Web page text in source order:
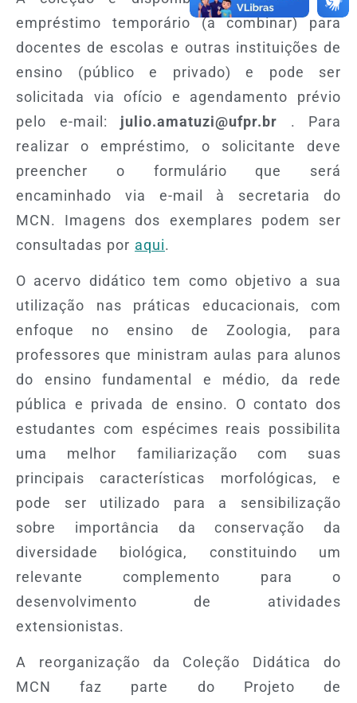
empréstimo temporário (a combinar) para
docentes de escolas e outras instituições de
ensino (público e privado) e pode ser
solicitada via ofício e agendamento prévio
pelo e-mail: julio.amatuzi@ufpr.br . Para
realizar o empréstimo, o solicitante deve
preencher o formulário que será
encaminhado via e-mail à secretaria do
MCN. Imagens dos exemplares podem ser
consultadas por aqui.
O acervo didático tem como objetivo a sua
utilização nas práticas educacionais, com
enfoque no ensino de Zoologia, para
professores que ministram aulas para alunos
do ensino fundamental e médio, da rede
pública e privada de ensino. O contato dos
estudantes com espécimes reais possibilita
uma melhor familiarização com suas
principais características morfológicas, e
pode ser utilizado para a sensibilização
sobre importância da conservação da
diversidade biológica, constituindo um
relevante complemento para o
desenvolvimento de atividades
extensionistas.
A reorganização da Coleção Didática do
MCN faz parte do Projeto de